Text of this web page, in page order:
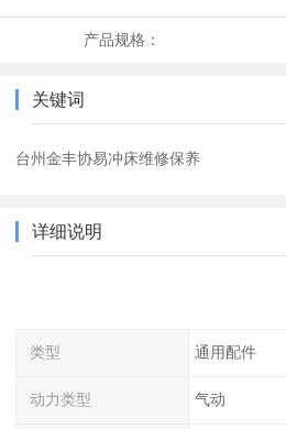
产品规格：
关键词
台州金丰协易冲床维修保养
详细说明
类型 通用配件
动力类型 气动